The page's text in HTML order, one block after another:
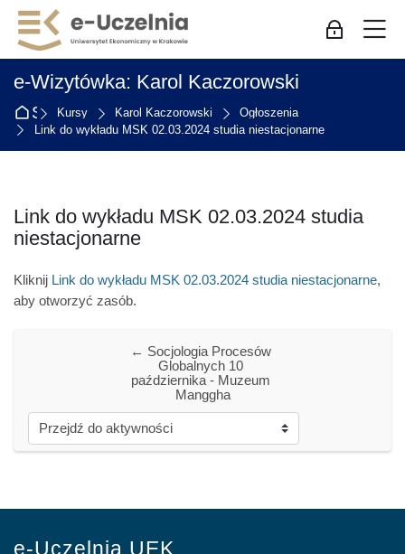
Skip to navigation
Skip to login form
Przejdź do głównej zawartości
Skip to accessibility options
Skip to footer
Skip accessibility options
Zaloguj
e-Wizytówka: Karol Kaczorowski
Strona główna
Kursy Karol Kaczorowski
Ogłoszenia
Link do wykładu MSK 02.03.2024 studia niestacjonarne
Link do wykładu MSK 02.03.2024 studia
niestacjonarne
Wymagania zaliczenia
Kliknij Link do wykładu MSK 02.03.2024 studia niestacjonarne,
aby otworzyć zasób.
← Socjologia Procesów
Globalnych 10
października - Muzeum
Manggha
Przejdź do aktywności
e-Uczelnia UEK